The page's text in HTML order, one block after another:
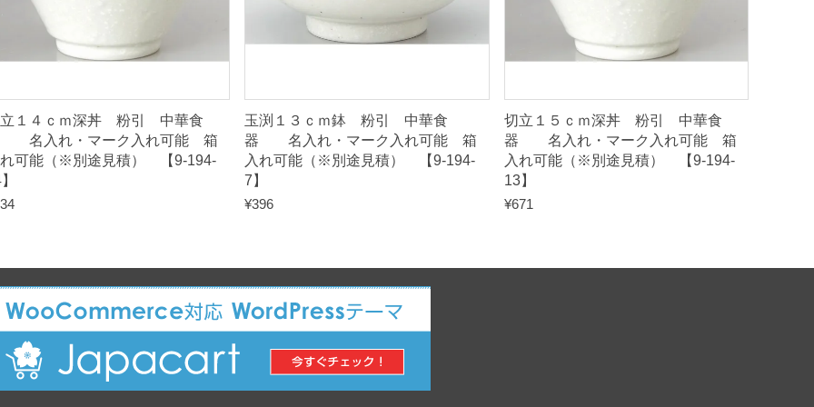
u
a
y
１４ｃｍ深丼 粉引 中華食
名入れ・マーク入れ可能 箱
れ可能（※別途見積） 【9-194-
玉渕１３ｃｍ鉢 粉引 中華食
器 名入れ・マーク入れ可能 箱
入れ可能（※別途見積） 【9-194-
7】
¥396
切立１５ｃｍ深丼 粉引 中華食
器 名入れ・マーク入れ可能 箱
入れ可能（※別途見積） 【9-194-
13】
¥671